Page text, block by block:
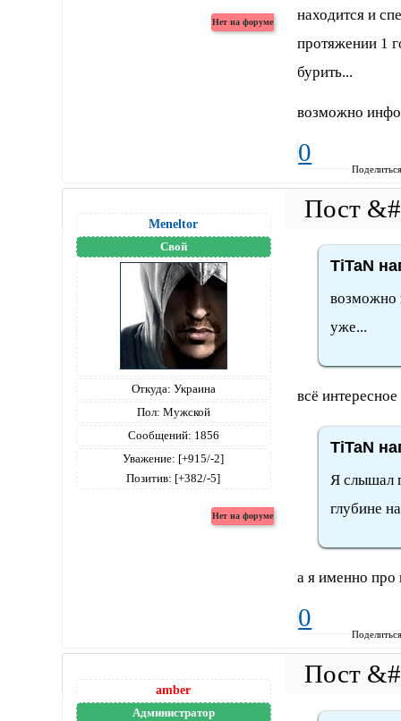
находится и
протяжении 1
бурить...
возможно
0
Meneltоr
Свой
Откуда: Украина
Пол: Мужской
Сообщений: 1856
Уважение: [+915/-2]
Позитив: [+382/-5]
TiTaN
возможно
уже...
всё
TiTaN
Я слышал
глубине
а я именно про
0
amber
Администратор